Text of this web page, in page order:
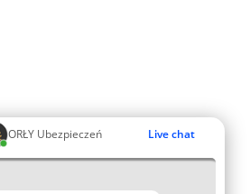
ORŁY Ubezpieczeń Live chat